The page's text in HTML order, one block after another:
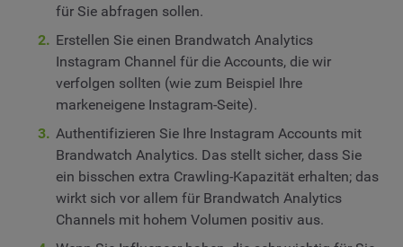
für Sie abfragen sollen.
Erstellen Sie einen Brandwatch Analytics
Instagram Channel für die Accounts, die wir
verfolgen sollten (wie zum Beispiel Ihre
markeneigene Instagram-Seite).
Authentifizieren Sie Ihre Instagram Accounts mit
Brandwatch Analytics. Das stellt sicher, dass Sie
ein bisschen extra Crawling-Kapazität erhalten; das
wirkt sich vor allem für Brandwatch Analytics
Channels mit hohem Volumen positiv aus.